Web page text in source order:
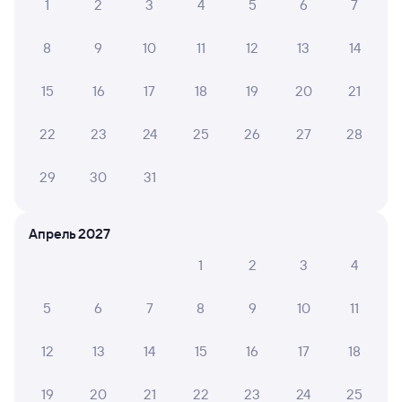
1 2 3 4 5 6 7
8 9 10 11 12 13 14
15 16 17 18 19 20 21
22 23 24 25 26 27 28
29 30 31
Апрель 2027
1
2 3 4
5 6 7 8 9 10 11
12 13 14 15 16 17 18
19 20 21 22 23 24 25